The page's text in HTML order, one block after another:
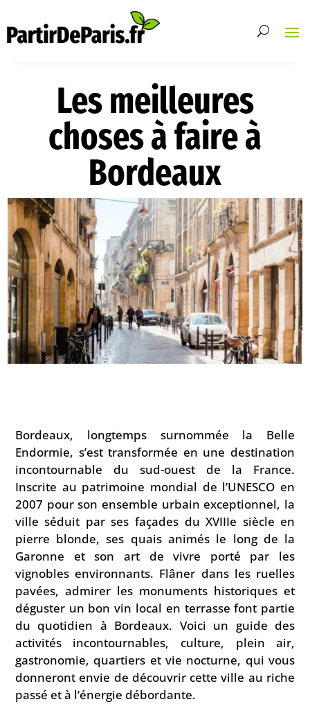
Les meilleures
choses à faire à
Bordeaux
Bordeaux, longtemps surnommée la Belle
Endormie, s’est transformée en une destination
incontournable du sud-ouest de la France.
Inscrite au patrimoine mondial de l’UNESCO en
2007 pour son ensemble urbain exceptionnel, la
ville séduit par ses façades du XVIIIe siècle en
pierre blonde, ses quais animés le long de la
Garonne et son art de vivre porté par les
vignobles environnants. Flâner dans les ruelles
pavées, admirer les monuments historiques et
déguster un bon vin local en terrasse font partie
du quotidien à Bordeaux. Voici un guide des
activités incontournables, culture, plein air,
gastronomie, quartiers et vie nocturne, qui vous
donneront envie de découvrir cette ville au riche
passé et à l’énergie débordante.